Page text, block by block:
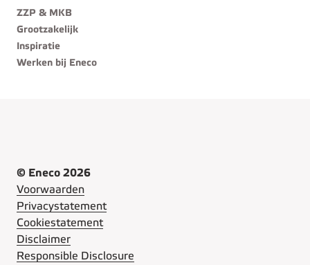
ZZP & MKB
Grootzakelijk
Inspiratie
Werken bij Eneco
© Eneco 2026
Voorwaarden
Privacystatement
Cookiestatement
Disclaimer
Responsible Disclosure